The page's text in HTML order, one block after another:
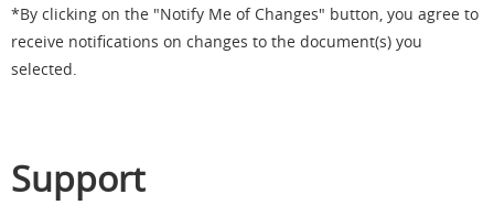
*By clicking on the "Notify Me of Changes" button, you agree to
receive notifications on changes to the document(s) you
selected.
Support